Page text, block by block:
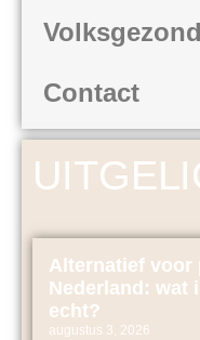
Contact
Alternatief voor
Nederland: wat
echt?
augustus 3, 2026